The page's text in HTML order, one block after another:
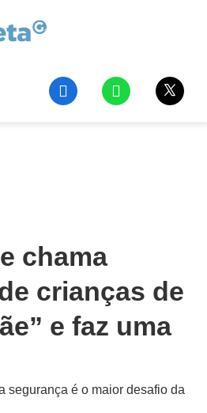
chama
crianças de
e faz uma
segurança é o maior desafio da